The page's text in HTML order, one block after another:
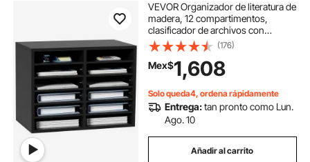
VEVOR Organizador de literatura de
madera, 12 compartimentos,
clasificador de archivos con
estantes extraíbles, ranura para
buzones para oficina, hogar, aula,
organización de salas de correo,
(176)
Mex$1,608
Solo queda4, ordena rápidamente
Entrega:tan pronto como Lun.
Ago. 10
Añadir al carrito